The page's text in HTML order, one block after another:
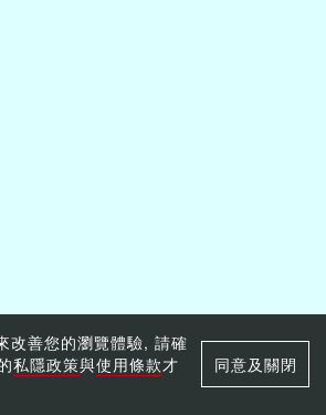
改善您的瀏覽體驗, 請確
私隱政策與使用條款才
同意及關閉